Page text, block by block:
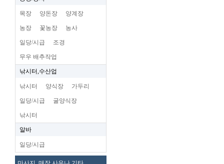
목장 양돈장 양계장
농장 꽃농장 농사
일당/시급 조경
무우 배추작업
낚시터,수산업
낚시터 양식장 가두리
일당/시급 굴양식장
낚시터
알바
일당/시급